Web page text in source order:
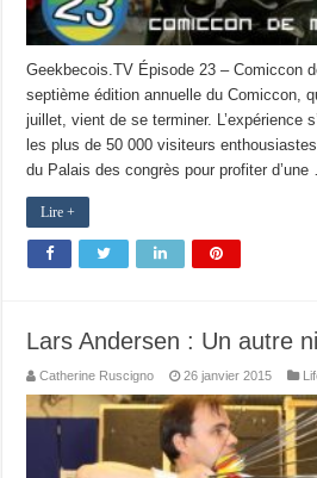
Geekbecois.TV Épisode 23 – Comiccon
septième édition annuelle du Comiccon,
juillet, vient de se terminer. L’expérience
les plus de 50 000 visiteurs
du Palais des congrès pour profiter
Lire +
Lars Andersen : Un autre
Catherine Ruscigno 26 janvier 2015